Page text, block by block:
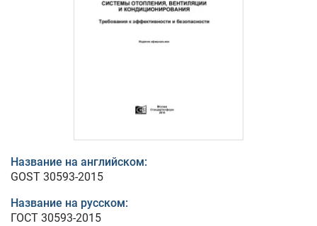
Название на английском:
GOST 30593-2015
Название на русском:
ГОСТ 30593-2015